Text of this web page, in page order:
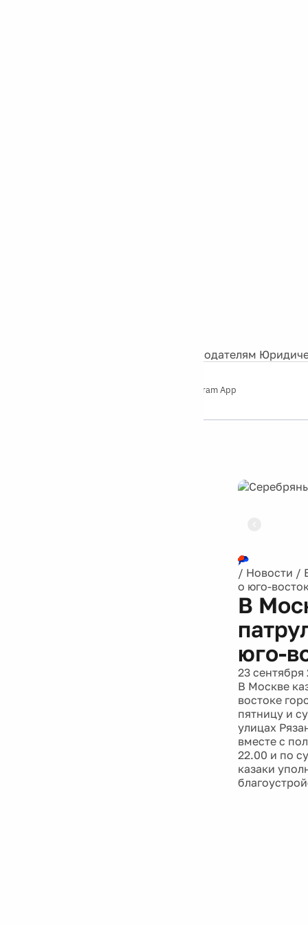
Рекламодателям
Telegram App
/ Новости /
о юго-
В
юго-
23 сентября
В Москве
востоке
пятницу и
улицах
вместе с
22.00 и по
казаки